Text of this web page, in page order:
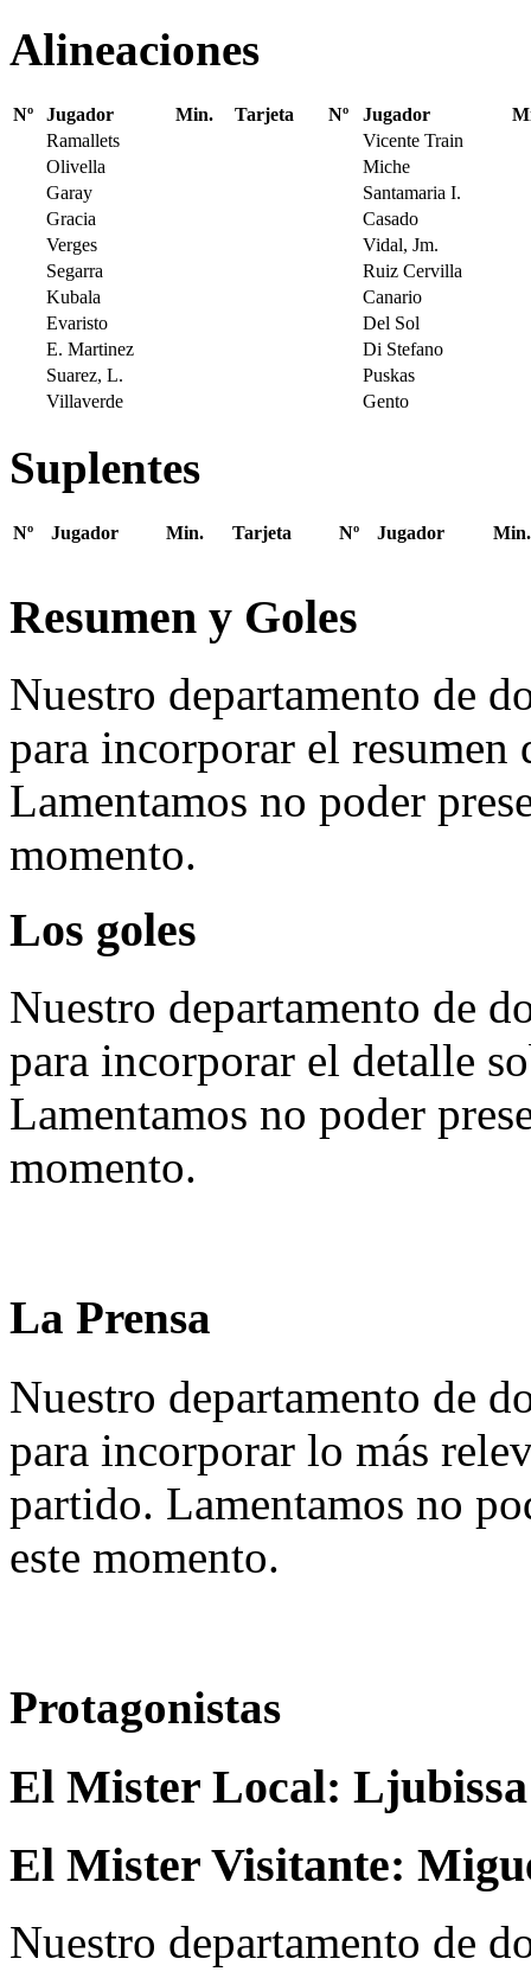
Alineaciones
Nº Jugador Min. Tarjeta Nº Jugador
Ramallets
Vicente Train
Olivella
Miche
Garay
Santamaria I.
Gracia
Casado
Verges
Vidal, Jm.
Segarra
Ruiz Cervilla
Kubala
Canario
Evaristo
Del Sol
E. Martinez
Di Stefano
Suarez, L.
Puskas
Villaverde
Gento
Suplentes
Nº Jugador Min. Tarjeta Nº Jugador Min.
Resumen y Goles
Nuestro departamento de
para incorporar el
Lamentamos no poder
momento.
Los goles
Nuestro departamento de
para incorporar el detalle
Lamentamos no poder
momento.
La Prensa
Nuestro departamento de
para incorporar lo más
partido. Lamentamos no
este momento.
Protagonistas
El Mister Local:
El Mister Visitante:
Nuestro departamento de